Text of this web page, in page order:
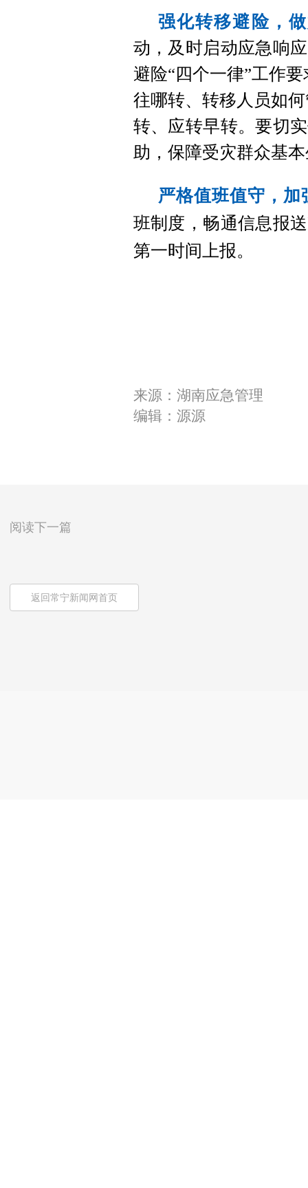
强化转移避险，
动，及时启动应急响
避险“四个一律”工作
往哪转、转移人员如
转、应转早转。要切
助，保障受灾群众基
严格值班值守，加
班制度，畅通信息报
第一时间上报。
来源：湖南应急管理
编辑：源源
阅读下一篇
返回常宁新闻网首页